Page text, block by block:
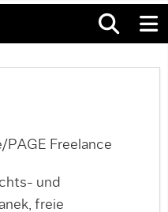
PAGE Freelance
und
freie